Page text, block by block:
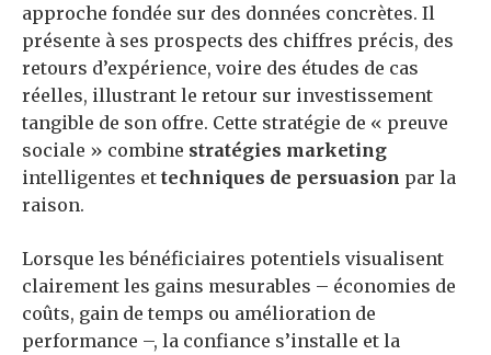
approche fondée sur des données concrètes. Il
présente à ses prospects des chiffres précis, des
retours d’expérience, voire des études de cas
réelles, illustrant le retour sur investissement
tangible de son offre. Cette stratégie de « preuve
sociale » combine stratégies marketing
intelligentes et techniques de persuasion par la
raison.
Lorsque les bénéficiaires potentiels visualisent
clairement les gains mesurables – économies de
coûts, gain de temps ou amélioration de
performance –, la confiance s’installe et la